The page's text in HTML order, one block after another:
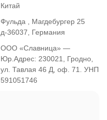
Китай
Фульда , Магдебургер 25
д-36037, Германия
ООО «Славница» —
Юр.Адрес: 230021, Гродно,
ул. Тавлая 46 Д, оф. 71. УНП
591051746